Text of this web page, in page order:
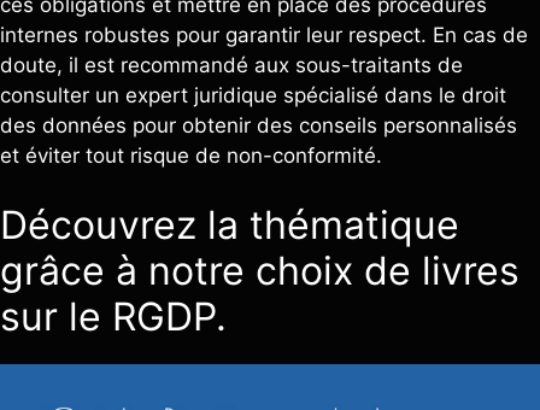
ces obligations et mettre en place des procédures
internes robustes pour garantir leur respect. En cas de
doute, il est recommandé aux sous-traitants de
consulter un expert juridique spécialisé dans le droit
des données pour obtenir des conseils personnalisés
et éviter tout risque de non-conformité.
Découvrez la thématique
grâce à notre choix de livres
sur le RGDP.